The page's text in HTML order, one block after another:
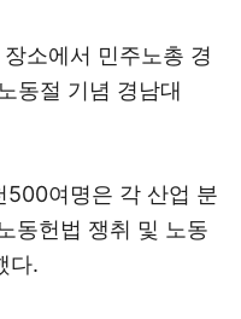
소에서 민주노총 경
동절 기념 경남대
500여명은 각 산업 분
동헌법 쟁취 및 노동
다.